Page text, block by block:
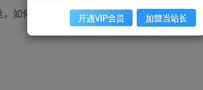
如何引到私域，如何运用老人特效，老头如
开通VIP会员 加盟当站长